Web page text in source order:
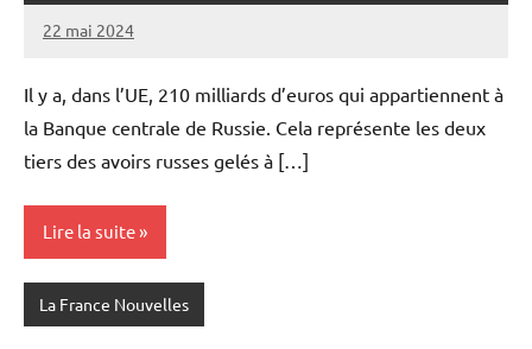
22 mai 2024
Admins
Il y a, dans l’UE, 210 milliards d’euros qui appartiennent à
la Banque centrale de Russie. Cela représente les deux
tiers des avoirs russes gelés à […]
Lire la suite
La France Nouvelles